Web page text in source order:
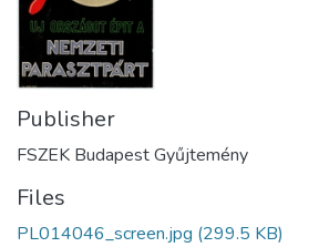
Publisher
FSZEK Budapest Gyűjtemény
Files
PL014046_screen.jpg (299.5 KB)